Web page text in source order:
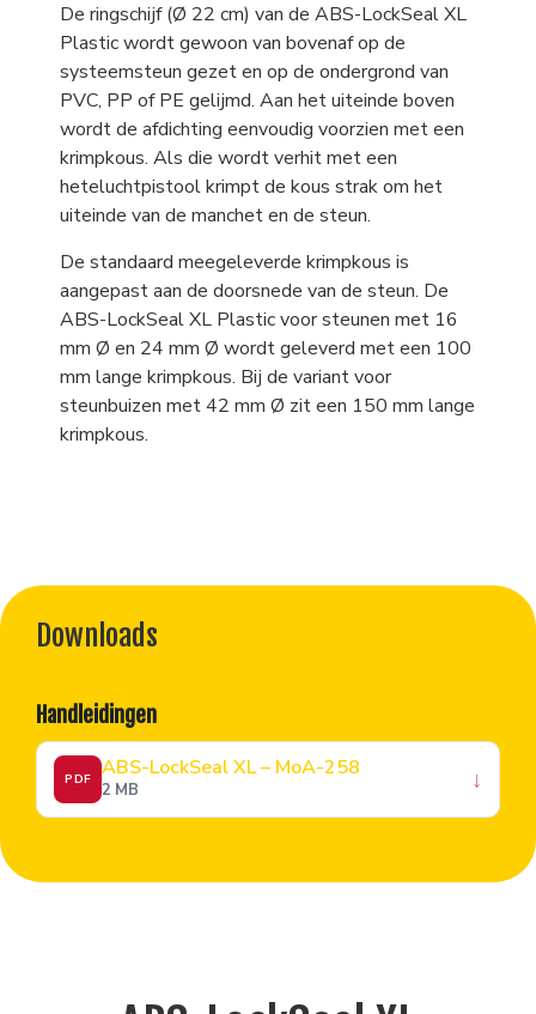
De ringschijf (Ø 22 cm) van de ABS-LockSeal XL
Plastic wordt gewoon van bovenaf op de
systeemsteun gezet en op de ondergrond van
PVC, PP of PE gelijmd. Aan het uiteinde boven
wordt de afdichting eenvoudig voorzien met een
krimpkous. Als die wordt verhit met een
heteluchtpistool krimpt de kous strak om het
uiteinde van de manchet en de steun.
De standaard meegeleverde krimpkous is
aangepast aan de doorsnede van de steun. De
ABS-LockSeal XL Plastic voor steunen met 16
mm Ø en 24 mm Ø wordt geleverd met een 100
mm lange krimpkous. Bij de variant voor
steunbuizen met 42 mm Ø zit een 150 mm lange
krimpkous.
Downloads
Handleidingen
PDF ABS-LockSeal XL – MoA-258
2 MB ↓